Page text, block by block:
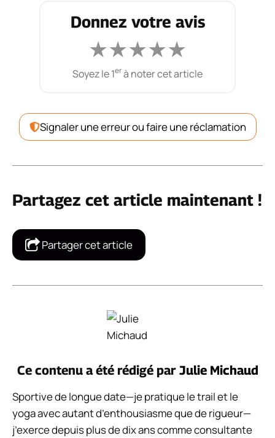
Donnez votre avis
★★★★★
Soyez le 1erà noter cet article
Signaler une erreur ou faire une réclamation
Partagez cet article maintenant !
Partager cet article
Ce contenu a été rédigé par Julie Michaud
Sportive de longue date—je pratique le trail et le
yoga avec autant d’enthousiasme que de rigueur—
j’exerce depuis plus de dix ans comme consultante